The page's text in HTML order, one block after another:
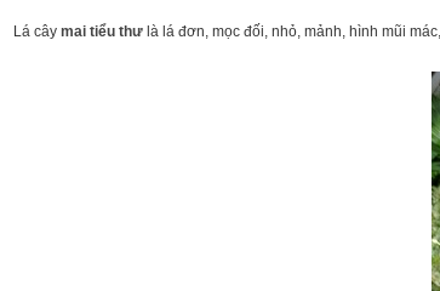
Lá cây mai tiểu thưlà lá đơn, mọc đối, nhỏ, mảnh, hình mũi